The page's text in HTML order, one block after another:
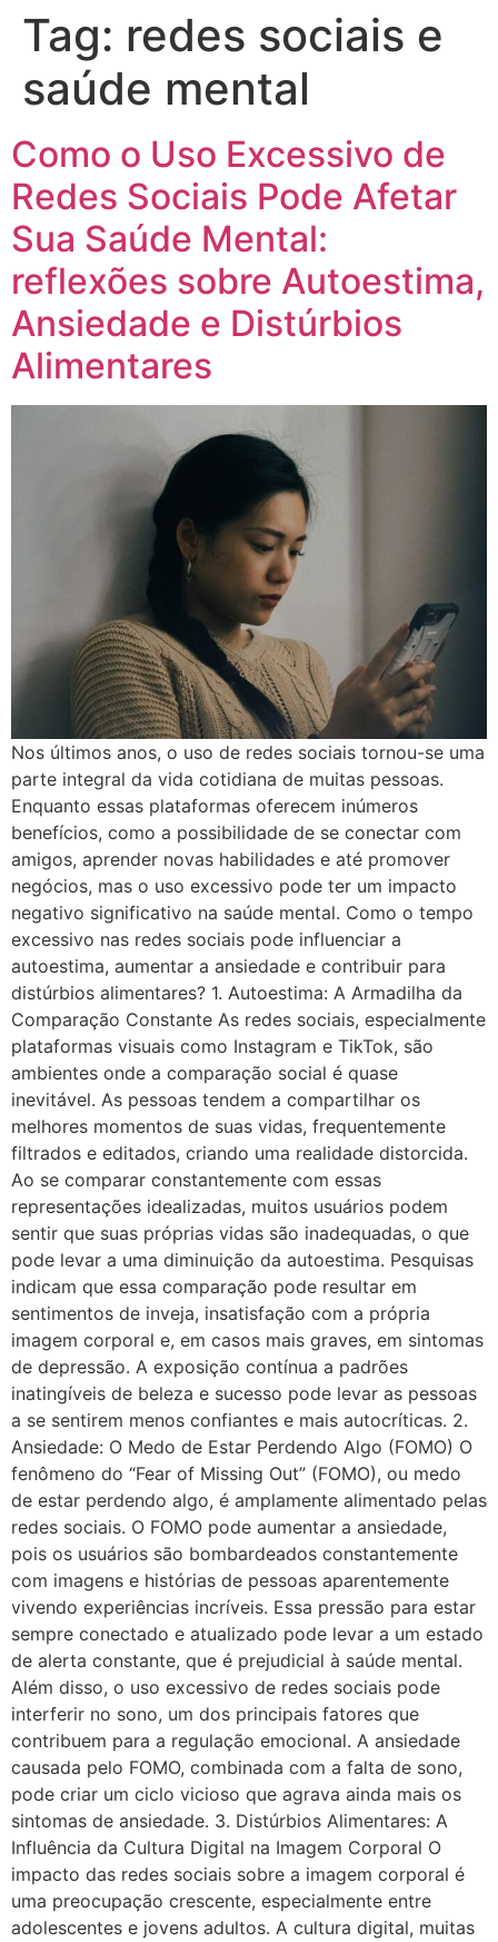
Tag: redes sociais e
saúde mental
Como o Uso Excessivo de
Redes Sociais Pode Afetar
Sua Saúde Mental:
reflexões sobre Autoestima,
Ansiedade e Distúrbios
Alimentares
Nos últimos anos, o uso de redes sociais tornou-se uma
parte integral da vida cotidiana de muitas pessoas.
Enquanto essas plataformas oferecem inúmeros
benefícios, como a possibilidade de se conectar com
amigos, aprender novas habilidades e até promover
negócios, mas o uso excessivo pode ter um impacto
negativo significativo na saúde mental. Como o tempo
excessivo nas redes sociais pode influenciar a
autoestima, aumentar a ansiedade e contribuir para
distúrbios alimentares? 1. Autoestima: A Armadilha da
Comparação Constante As redes sociais, especialmente
plataformas visuais como Instagram e TikTok, são
ambientes onde a comparação social é quase
inevitável. As pessoas tendem a compartilhar os
melhores momentos de suas vidas, frequentemente
filtrados e editados, criando uma realidade distorcida.
Ao se comparar constantemente com essas
representações idealizadas, muitos usuários podem
sentir que suas próprias vidas são inadequadas, o que
pode levar a uma diminuição da autoestima. Pesquisas
indicam que essa comparação pode resultar em
sentimentos de inveja, insatisfação com a própria
imagem corporal e, em casos mais graves, em sintomas
de depressão. A exposição contínua a padrões
inatingíveis de beleza e sucesso pode levar as pessoas
a se sentirem menos confiantes e mais autocríticas. 2.
Ansiedade: O Medo de Estar Perdendo Algo (FOMO) O
fenômeno do “Fear of Missing Out” (FOMO), ou medo
de estar perdendo algo, é amplamente alimentado pelas
redes sociais. O FOMO pode aumentar a ansiedade,
pois os usuários são bombardeados constantemente
com imagens e histórias de pessoas aparentemente
vivendo experiências incríveis. Essa pressão para estar
sempre conectado e atualizado pode levar a um estado
de alerta constante, que é prejudicial à saúde mental.
Além disso, o uso excessivo de redes sociais pode
interferir no sono, um dos principais fatores que
contribuem para a regulação emocional. A ansiedade
causada pelo FOMO, combinada com a falta de sono,
pode criar um ciclo vicioso que agrava ainda mais os
sintomas de ansiedade. 3. Distúrbios Alimentares: A
Influência da Cultura Digital na Imagem Corporal O
impacto das redes sociais sobre a imagem corporal é
uma preocupação crescente, especialmente entre
adolescentes e jovens adultos. A cultura digital, muitas